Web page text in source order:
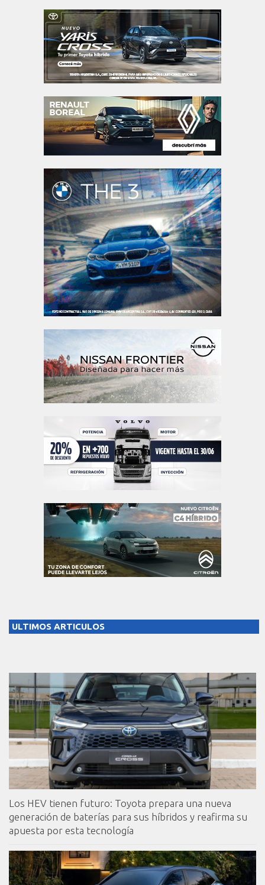
ULTIMOS ARTICULOS
Los HEV tienen futuro: Toyota prepara una nueva
generación de baterías para sus híbridos y reafirma su
apuesta por esta tecnología